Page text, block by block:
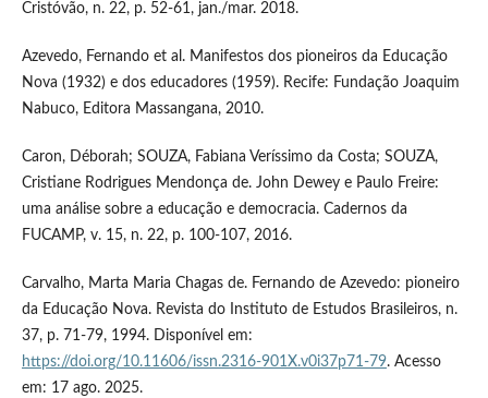
Cristóvão, n. 22, p. 52-61, jan./mar. 2018.
Azevedo, Fernando et al. Manifestos dos pioneiros da Educação
Nova (1932) e dos educadores (1959). Recife: Fundação Joaquim
Nabuco, Editora Massangana, 2010.
Caron, Déborah; SOUZA, Fabiana Veríssimo da Costa; SOUZA,
Cristiane Rodrigues Mendonça de. John Dewey e Paulo Freire:
uma análise sobre a educação e democracia. Cadernos da
FUCAMP, v. 15, n. 22, p. 100-107, 2016.
Carvalho, Marta Maria Chagas de. Fernando de Azevedo: pioneiro
da Educação Nova. Revista do Instituto de Estudos Brasileiros, n.
37, p. 71-79, 1994. Disponível em:
https://doi.org/10.11606/issn.2316-901X.v0i37p71-79. Acesso
em: 17 ago. 2025.